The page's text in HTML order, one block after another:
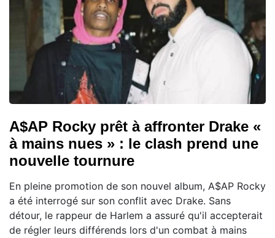
A$AP Rocky prêt à affronter Drake «
à mains nues » : le clash prend une
nouvelle tournure
En pleine promotion de son nouvel album, A$AP Rocky
a été interrogé sur son conflit avec Drake. Sans
détour, le rappeur de Harlem a assuré qu'il accepterait
de régler leurs différends lors d'un combat à mains